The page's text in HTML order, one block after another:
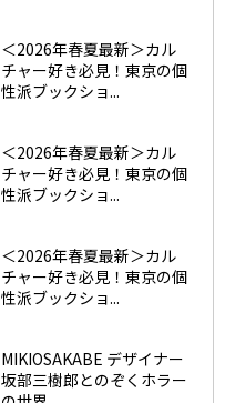
＜2026年春夏最新＞カル
チャー好き必見！東京の個
性派ブックショ...
＜2026年春夏最新＞カル
チャー好き必見！東京の個
性派ブックショ...
＜2026年春夏最新＞カル
チャー好き必見！東京の個
性派ブックショ...
MIKIOSAKABE デザイナー
坂部三樹郎とのぞくホラー